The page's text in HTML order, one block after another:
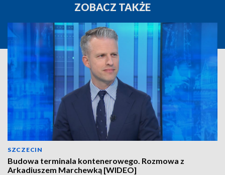
ZOBACZ TAKŻE
SZCZECIN
Budowa terminala kontenerowego. Rozmowa z
Arkadiuszem Marchewką [WIDEO]